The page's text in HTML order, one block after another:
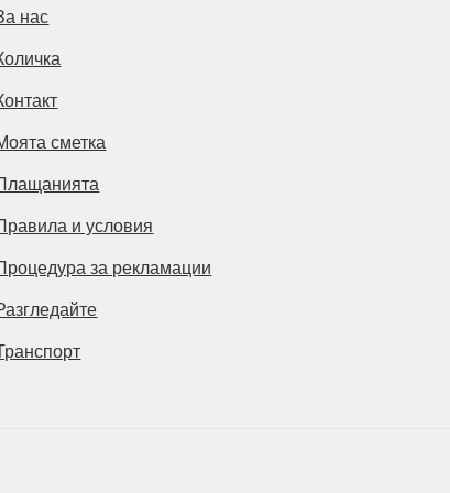
нас
сметка
и условия
за рекламации